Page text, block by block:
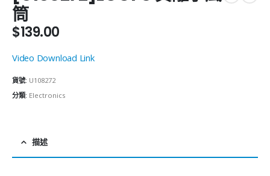
筒
$139.00
Video Download Link
貨號: U108272
分類: Electronics
描述